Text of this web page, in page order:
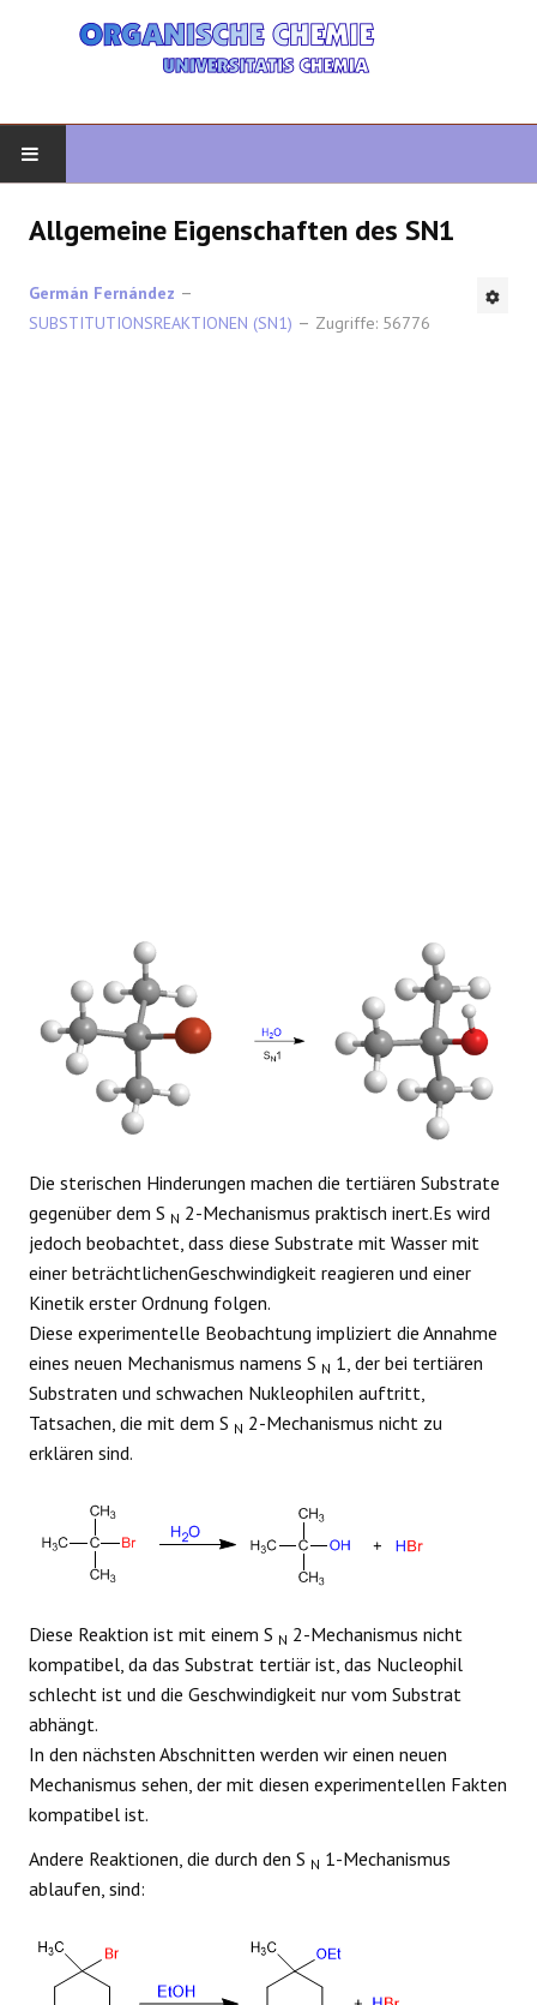
FORTGESCHRITTENE ORGANISCHE
Allgemeine Eigenschaften des SN1
Germán Fernández
SUBSTITUTIONSREAKTIONEN (SN1)
Zugriffe: 56776
Die sterischen Hinderungen machen die tertiären Substrate
gegenüber dem S N 2-Mechanismus praktisch inert.Es wird
jedoch beobachtet, dass diese Substrate mit Wasser mit
einer beträchtlichenGeschwindigkeit reagieren und einer
Kinetik erster Ordnung folgen.
Diese experimentelle Beobachtung impliziert die Annahme
eines neuen Mechanismus namens S N 1, der bei tertiären
Substraten und schwachen Nukleophilen auftritt,
Tatsachen, die mit dem S N 2-Mechanismus nicht zu
erklären sind.
Diese Reaktion ist mit einem S N 2-Mechanismus nicht
kompatibel, da das Substrat tertiär ist, das Nucleophil
schlecht ist und die Geschwindigkeit nur vom Substrat
abhängt.
In den nächsten Abschnitten werden wir einen neuen
Mechanismus sehen, der mit diesen experimentellen Fakten
kompatibel ist.
Andere Reaktionen, die durch den S N 1-Mechanismus
ablaufen, sind: